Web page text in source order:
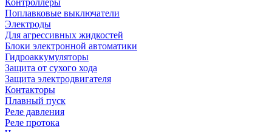
Поплавковые выключатели
Электроды
Для агрессивных жидкостей
Блоки электронной автоматики
Гидроаккумуляторы
Защита от сухого хода
Защита электродвигателя
Контакторы
Плавный пуск
Реле давления
Реле протока